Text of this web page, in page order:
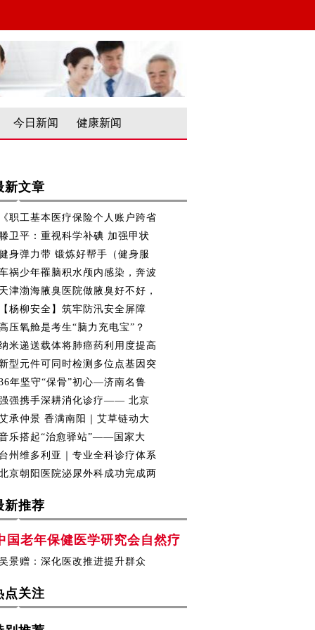
今日新闻 健康新闻
新文章
职工基本医疗保险个人账户跨省
卫平：重视科学补碘 加强甲状
身弹力带 锻炼好帮手（健身服
祸少年罹脑积水颅内感染，奔波
津渤海腋臭医院做腋臭好不好，
杨柳安全】筑牢防汛安全屏障
压氧舱是考生“脑力充电宝”？
米递送载体将肺癌药利用度提高
型元件可同时检测多位点基因突
年坚守“保骨”初心—济南名鲁
强携手深耕消化诊疗—— 北京
承仲景 香满南阳｜艾草链动大
乐搭起“治愈驿站”——国家大
州维多利亚｜专业全科诊疗体系
京朝阳医院泌尿外科成功完成两
新推荐
国老年保健医学研究会自然疗
景赠：深化医改推进提升群众
点关注